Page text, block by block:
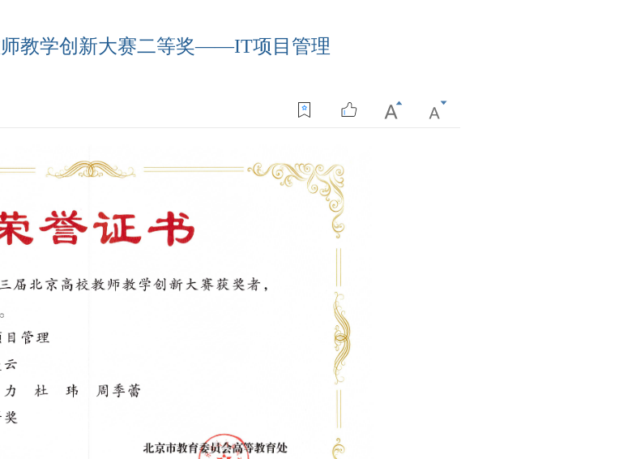
教学创新大赛二等奖——IT项目管理